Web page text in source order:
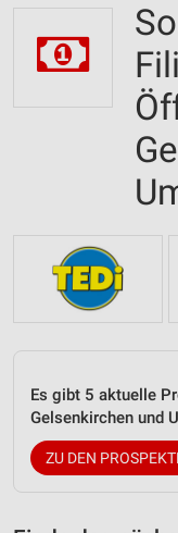
Es gibt 5 aktuelle
Gelsenkirchen und
ZU DEN